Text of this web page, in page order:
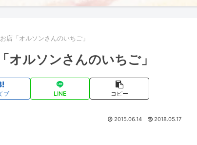
店「オルソンさんのいちご」
オルソンさんのいちご」
ブ LINE コピー
2015.06.14 2018.05.17